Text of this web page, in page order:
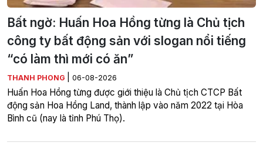
Bất ngờ: Huấn Hoa Hồng từng là Chủ tịch
công ty bất động sản với slogan nổi tiếng
“có làm thì mới có ăn”
THANH PHONG 06-08-2026
Huấn Hoa Hồng từng được giới thiệu là Chủ tịch CTCP Bất
động sản Hoa Hồng Land, thành lập vào năm 2022 tại Hòa
Bình cũ (nay là tỉnh Phú Thọ).